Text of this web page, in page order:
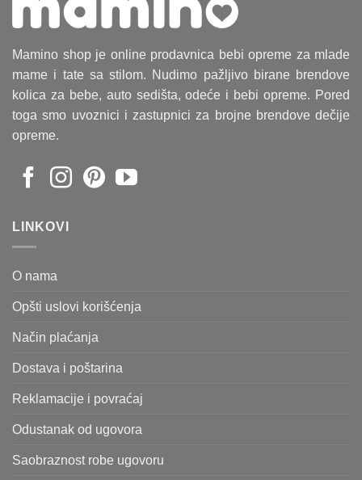
Mamino shop je online prodavnica bebi opreme za mlade
mame i tate sa stilom. Nudimo pažljivo birane brendove
kolica za bebe, auto sedišta, odeće i bebi opreme. Pored
toga smo uvoznici i zastupnici za brojne brendove dečije
opreme.
LINKOVI
O nama
Opšti uslovi korišćenja
Način plaćanja
Dostava i poštarina
Reklamacije i povraćaj
Odustanak od ugovora
Saobraznost robe ugovoru